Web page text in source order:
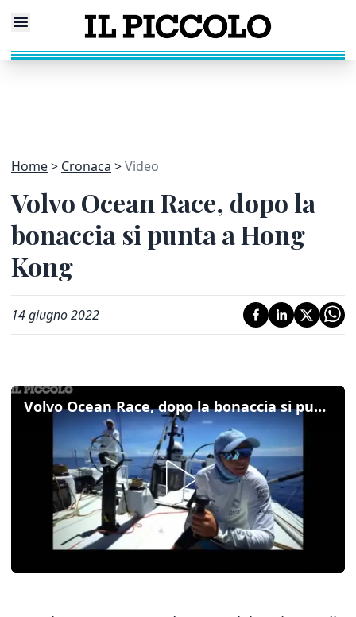
Home Cronaca Video
Volvo Ocean Race, dopo la
bonaccia si punta a Hong
Kong
14 giugno 2022
Volvo Ocean Race, dopo la bonaccia si punta a Hong Kong